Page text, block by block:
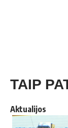
TAIP
Aktualijos